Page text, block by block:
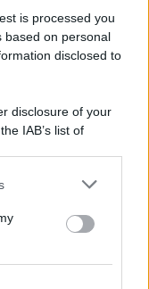
is processed you
based on personal
disclosed to
disclosure of your
IAB’s list of
us to third parties
ALL’ANSO
ONLINE)